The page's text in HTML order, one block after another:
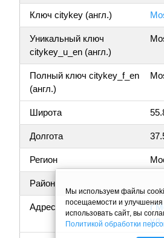
Ключ citykey (англ.)
Уникальный ключ
citykey_u_en (англ.)
Полный ключ citykey_f_en
(англ.)
Широта
Долгота
Регион
Район
Адрес
г
ул,
Мы используем файлы
посещаемости и
использовать сайт, вы
Политикой обработки